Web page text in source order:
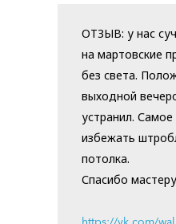
ОТЗЫВ: у нас
на мартовские
без света.
выходной
устранил.
избежать
потолка.
Спасибо